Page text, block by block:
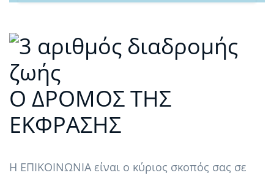
Ο ΔΡΟΜΟΣ ΤΗΣ
ΕΚΦΡΑΣΗΣ
Η ΕΠΙΚΟΙΝΩΝΙΑ είναι ο κύριος σκοπός σας σε